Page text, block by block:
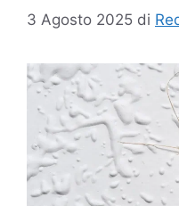
3 Agosto 2025 di